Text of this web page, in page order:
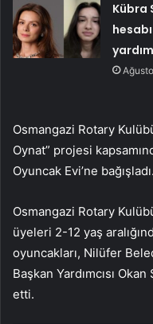
Kübra
Osmangazi Rotary
Oynat” projesi
Oyuncak Evi’ne bağışladı.
Osmangazi Rotary
üyeleri 2-12 yaş
oyuncakları, Nilüfer
Başkan Yardımcısı
etti.